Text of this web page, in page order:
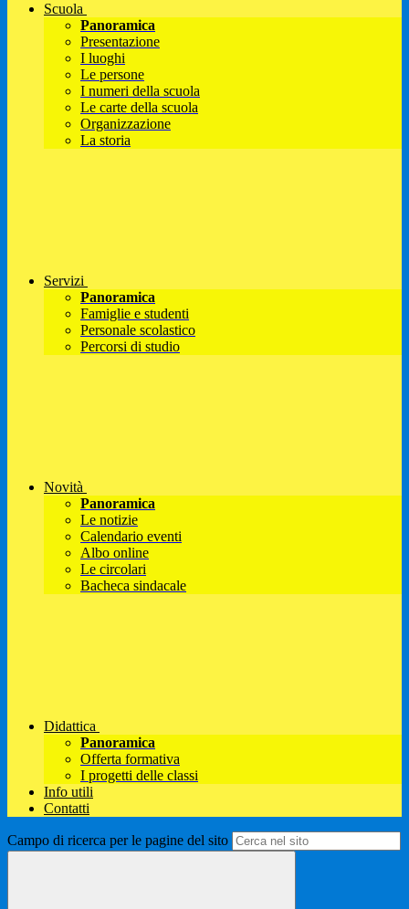
Scuola
Panoramica
Presentazione
I luoghi
Le persone
I numeri della scuola
Le carte della scuola
Organizzazione
La storia
Servizi
Panoramica
Famiglie e studenti
Personale scolastico
Percorsi di studio
Novità
Panoramica
Le notizie
Calendario eventi
Albo online
Le circolari
Bacheca sindacale
Didattica
Panoramica
Offerta formativa
I progetti delle classi
Info utili
Contatti
Campo di ricerca per le pagine del sito